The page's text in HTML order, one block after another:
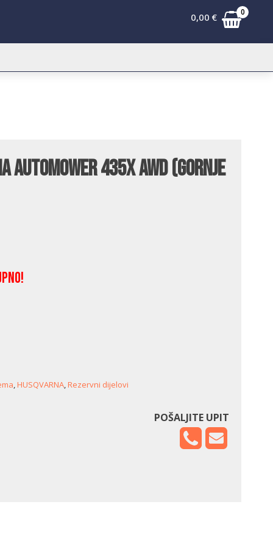
0,00 € 0
Automower 435X AWD (gornje
,HUSQVARNA,Rezervni dijelovi
POŠALJITE UPIT